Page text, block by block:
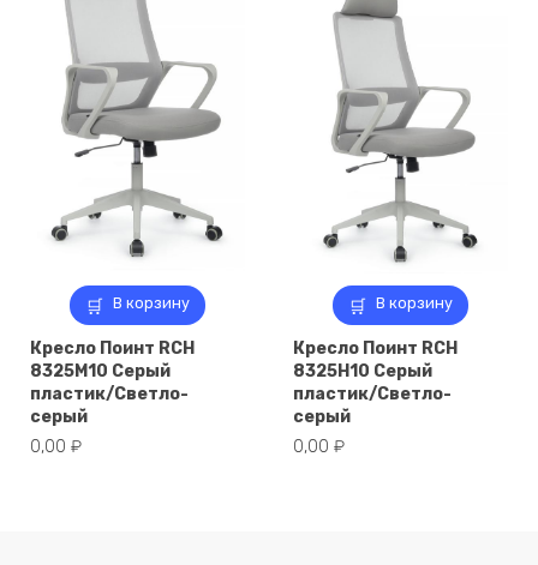
В корзину
Кресло Поинт RCH
8325M10 Серый
пластик/Светло-
серый
0,00 ₽
В корзину
Кресло Поинт RCH
8325H10 Серый
пластик/Светло-
серый
0,00 ₽